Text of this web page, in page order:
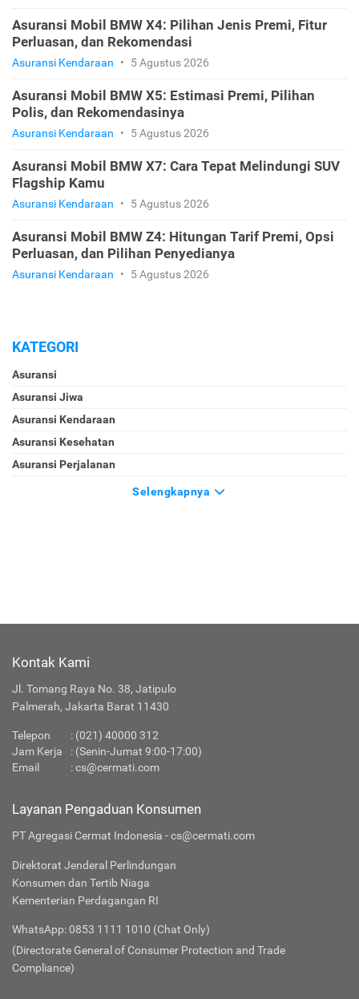
Asuransi Mobil BMW X4: Pilihan Jenis Premi, Fitur
Perluasan, dan Rekomendasi
Asuransi Kendaraan • 5 Agustus 2026
Asuransi Mobil BMW X5: Estimasi Premi, Pilihan
Polis, dan Rekomendasinya
Asuransi Kendaraan • 5 Agustus 2026
Asuransi Mobil BMW X7: Cara Tepat Melindungi SUV
Flagship Kamu
Asuransi Kendaraan • 5 Agustus 2026
Asuransi Mobil BMW Z4: Hitungan Tarif Premi, Opsi
Perluasan, dan Pilihan Penyedianya
Asuransi Kendaraan • 5 Agustus 2026
KATEGORI
Asuransi
Asuransi Jiwa
Asuransi Kendaraan
Asuransi Kesehatan
Asuransi Perjalanan
Selengkapnya
Kontak Kami
Jl. Tomang Raya No. 38, Jatipulo
Palmerah, Jakarta Barat 11430
Telepon : (021) 40000 312
Jam Kerja
: (Senin-Jumat 9:00-17:00)
Email
:cs@cermati.com
Layanan Pengaduan Konsumen
PT Agregasi Cermat Indonesia - cs@cermati.com
Direktorat Jenderal Perlindungan
Konsumen dan Tertib Niaga
Kementerian Perdagangan RI
WhatsApp: 0853 1111 1010 (Chat Only)
(Directorate General of Consumer Protection and Trade
Compliance)